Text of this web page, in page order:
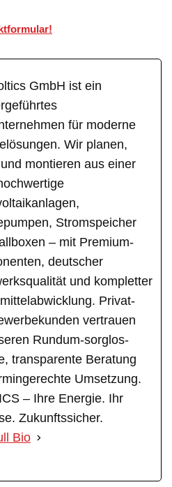
GmbH ist ein
für moderne
Wir planen,
und montieren aus einer
Stromspeicher
– mit Premium-
deutscher
und kompletter
Privat-
vertrauen
Rundum-sorglos-
transparente Beratung
Umsetzung.
– Ihre Energie. Ihr
Zukunftssicher.
Bio